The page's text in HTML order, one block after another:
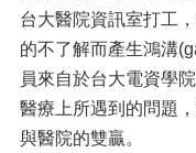
台大醫院資訊室打工
的不了解而產生鴻溝
員來自於台大電資學
醫療上所遇到的問題
與醫院的雙贏。